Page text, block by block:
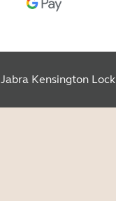
Jabra Kensington